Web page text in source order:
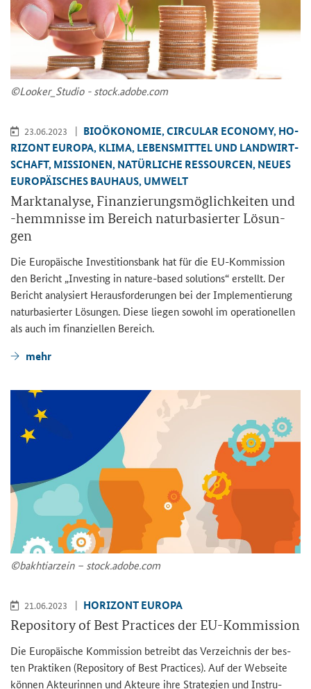
©Loo­ker_­Stu­dio - stock.adobe.com
23.06.2023
BIO­ÖKO­NO­MIE, CIR­CU­LAR ECO­NO­MY, HO­
RI­ZONT EU­RO­PA, KLIMA, LE­BENS­MIT­TEL UND LAND­WIRT­
SCHAFT, MIS­SIO­NEN, NA­TÜR­LI­CHE RES­SOUR­CEN, NEUES
EU­RO­PÄI­SCHES BAU­HAUS, UM­WELT
Markt­ana­ly­se, Fi­nan­zie­rungs­mög­lich­kei­ten und
-​hemmnisse im Be­reich na­tur­ba­sier­ter Lö­sun­
gen
Die Eu­ro­päi­sche In­ves­ti­ti­ons­bank hat für die EU-​Kommission
den Be­richt „Investing in nature-based solutions“ er­stellt. Der
Be­richt ana­ly­siert Her­aus­for­de­run­gen bei der Im­ple­men­tie­rung
na­tur­ba­sier­ter Lö­sun­gen. Diese lie­gen so­wohl im ope­ra­tio­nel­len
als auch im fi­nan­zi­el­len Be­reich.
mehr
©bakhti­arz­e­in – stock.adobe.com
21.06.2023 HO­RI­ZONT EU­RO­PA
Re­po­si­to­ry of Best Prac­ti­ces der EU-​Kommission
Die Eu­ro­päi­sche Kom­mis­si­on be­treibt das Ver­zeich­nis der bes­
ten Prak­ti­ken (Repository of Best Practices). Auf der Web­sei­te
kön­nen Ak­teu­rin­nen und Ak­teu­re ihre Stra­te­gien und In­stru­